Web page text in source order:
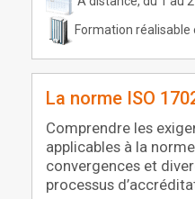
Formation
La norme ISO
Comprendre les
applicables à la
convergences et
processus